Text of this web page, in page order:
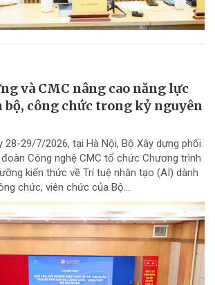
và CMC nâng cao năng lực
bộ, công chức trong kỷ nguyên
28-29/7/2026, tại Hà Nội, Bộ Xây dựng phối
Công nghệ CMC tổ chức Chương trình
kiến thức về Trí tuệ nhân tạo (AI) dành
chức, viên chức của Bộ....